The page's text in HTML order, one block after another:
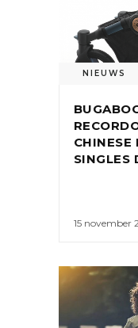
NIEUWS
CHINESE
SINGLES
15 november